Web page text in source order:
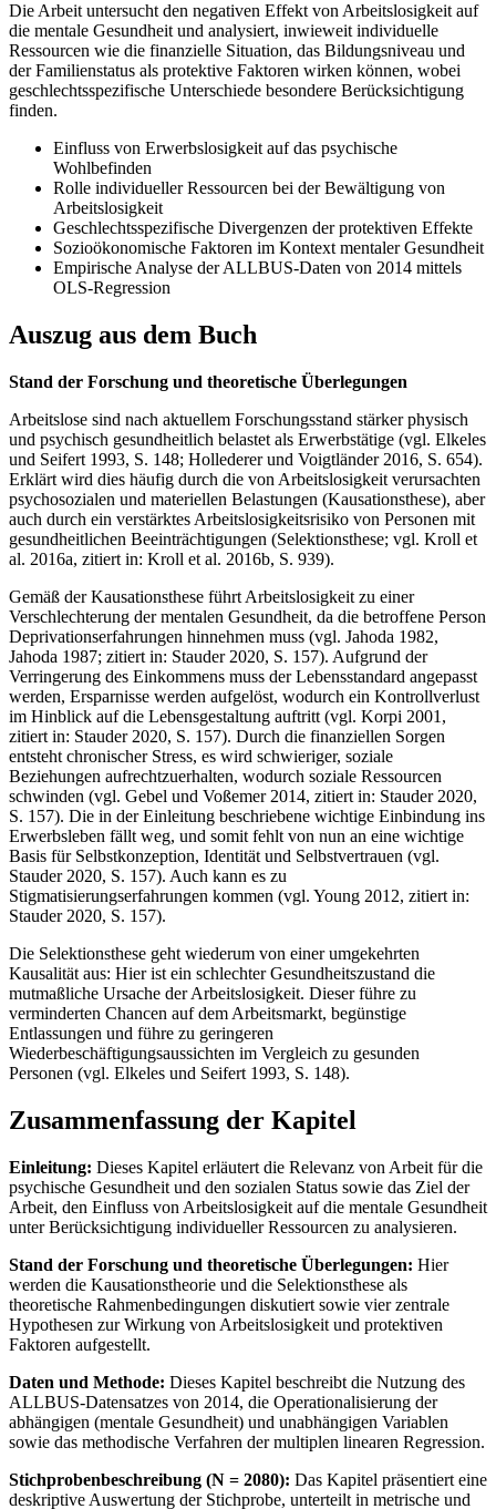
Die Arbeit untersucht den negativen Effekt von Arbeitslosigkeit auf
die mentale Gesundheit und analysiert, inwieweit individuelle
Ressourcen wie die finanzielle Situation, das Bildungsniveau und
der Familienstatus als protektive Faktoren wirken können, wobei
geschlechtsspezifische Unterschiede besondere Berücksichtigung
finden.
Einfluss von Erwerbslosigkeit auf das psychische
Wohlbefinden
Rolle individueller Ressourcen bei der Bewältigung von
Arbeitslosigkeit
Geschlechtsspezifische Divergenzen der protektiven Effekte
Sozioökonomische Faktoren im Kontext mentaler Gesundheit
Empirische Analyse der ALLBUS-Daten von 2014 mittels
OLS-Regression
Auszug aus dem Buch
Stand der Forschung und theoretische Überlegungen
Arbeitslose sind nach aktuellem Forschungsstand stärker physisch
und psychisch gesundheitlich belastet als Erwerbstätige (vgl. Elkeles
und Seifert 1993, S. 148; Hollederer und Voigtländer 2016, S. 654).
Erklärt wird dies häufig durch die von Arbeitslosigkeit verursachten
psychosozialen und materiellen Belastungen (Kausationsthese), aber
auch durch ein verstärktes Arbeitslosigkeitsrisiko von Personen mit
gesundheitlichen Beeinträchtigungen (Selektionsthese; vgl. Kroll et
al. 2016a, zitiert in: Kroll et al. 2016b, S. 939).
Gemäß der Kausationsthese führt Arbeitslosigkeit zu einer
Verschlechterung der mentalen Gesundheit, da die betroffene Person
Deprivationserfahrungen hinnehmen muss (vgl. Jahoda 1982,
Jahoda 1987; zitiert in: Stauder 2020, S. 157). Aufgrund der
Verringerung des Einkommens muss der Lebensstandard angepasst
werden, Ersparnisse werden aufgelöst, wodurch ein Kontrollverlust
im Hinblick auf die Lebensgestaltung auftritt (vgl. Korpi 2001,
zitiert in: Stauder 2020, S. 157). Durch die finanziellen Sorgen
entsteht chronischer Stress, es wird schwieriger, soziale
Beziehungen aufrechtzuerhalten, wodurch soziale Ressourcen
schwinden (vgl. Gebel und Voßemer 2014, zitiert in: Stauder 2020,
S. 157). Die in der Einleitung beschriebene wichtige Einbindung ins
Erwerbsleben fällt weg, und somit fehlt von nun an eine wichtige
Basis für Selbstkonzeption, Identität und Selbstvertrauen (vgl.
Stauder 2020, S. 157). Auch kann es zu
Stigmatisierungserfahrungen kommen (vgl. Young 2012, zitiert in:
Stauder 2020, S. 157).
Die Selektionsthese geht wiederum von einer umgekehrten
Kausalität aus: Hier ist ein schlechter Gesundheitszustand die
mutmaßliche Ursache der Arbeitslosigkeit. Dieser führe zu
verminderten Chancen auf dem Arbeitsmarkt, begünstige
Entlassungen und führe zu geringeren
Wiederbeschäftigungsaussichten im Vergleich zu gesunden
Personen (vgl. Elkeles und Seifert 1993, S. 148).
Zusammenfassung der Kapitel
Einleitung: Dieses Kapitel erläutert die Relevanz von Arbeit für die
psychische Gesundheit und den sozialen Status sowie das Ziel der
Arbeit, den Einfluss von Arbeitslosigkeit auf die mentale Gesundheit
unter Berücksichtigung individueller Ressourcen zu analysieren.
Stand der Forschung und theoretische Überlegungen: Hier
werden die Kausationstheorie und die Selektionsthese als
theoretische Rahmenbedingungen diskutiert sowie vier zentrale
Hypothesen zur Wirkung von Arbeitslosigkeit und protektiven
Faktoren aufgestellt.
Daten und Methode: Dieses Kapitel beschreibt die Nutzung des
ALLBUS-Datensatzes von 2014, die Operationalisierung der
abhängigen (mentale Gesundheit) und unabhängigen Variablen
sowie das methodische Verfahren der multiplen linearen Regression.
Stichprobenbeschreibung (N = 2080): Das Kapitel präsentiert eine
deskriptive Auswertung der Stichprobe, unterteilt in metrische und